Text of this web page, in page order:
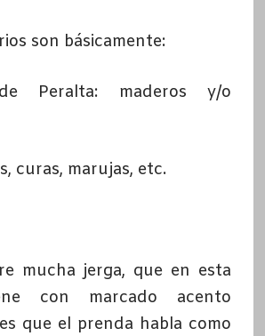
son básicamente:
Peralta: maderos y/o
curas, marujas, etc.
mucha jerga, que en esta
con marcado acento
que el prenda habla como